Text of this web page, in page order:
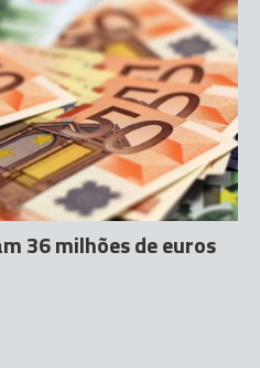
36 milhões de euros